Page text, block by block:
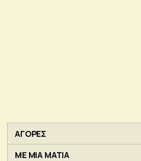
ΑΓΟΡΕΣ
ΜΕ ΜΙΑ ΜΑΤΙΑ